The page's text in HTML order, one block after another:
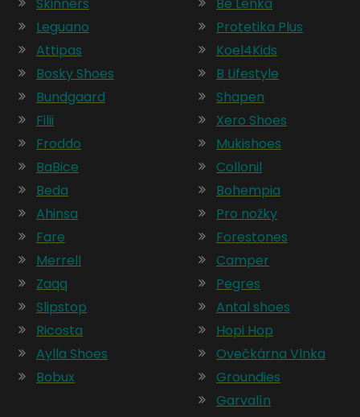
Leguano
Attipas
Bosky Shoes
Bundgaard
Filii
Froddo
BaBice
Beda
Ahinsa
Fare
Merrell
Zaqq
Slipstop
Ricosta
Aylla Shoes
Bobux
Protetika Plus
Koel4Kids
B Lifestyle
Shapen
Xero Shoes
Mukishoes
Collonil
Bohempia
Pro nožky
Forestones
Camper
Pegres
Antal shoes
Hopi Hop
Ovečkárna Vlnka
Groundies
Garvalín